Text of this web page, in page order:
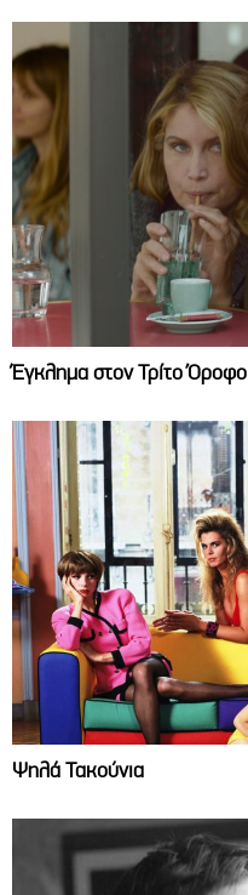
Έγκλημα στον Τρίτο Όροφο
Ψηλά Τακούνια